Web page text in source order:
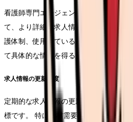
看護師専門エージェントは、一般的な
て、より詳細な求人情報を提供するこ
護体制、使用している医療機器など、
て具体的な情報を得ることができます。
求人情報の更新頻度
定期的な求人情報の更新は、エージェ
標です。 特に人材需要の高い看護業界